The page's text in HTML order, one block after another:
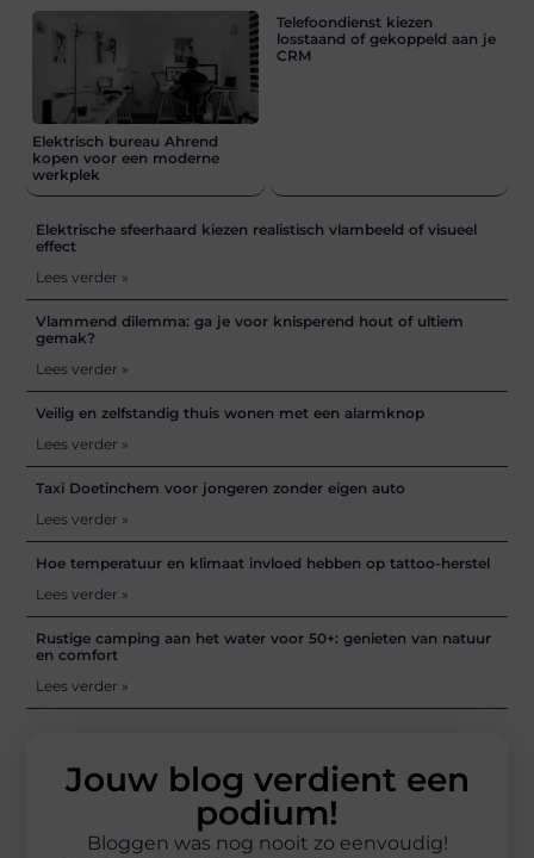
Elektrisch bureau Ahrend
kopen voor een moderne
werkplek
Telefoondienst kiezen
losstaand of gekoppeld aan je
CRM
Elektrische sfeerhaard kiezen realistisch vlambeeld of visueel
effect
Lees verder »
Vlammend dilemma: ga je voor knisperend hout of ultiem
gemak?
Lees verder »
Veilig en zelfstandig thuis wonen met een alarmknop
Lees verder »
Taxi Doetinchem voor jongeren zonder eigen auto
Lees verder »
Hoe temperatuur en klimaat invloed hebben op tattoo-herstel
Lees verder »
Rustige camping aan het water voor 50+: genieten van natuur
en comfort
Lees verder »
Jouw blog verdient een
podium!
Bloggen was nog nooit zo eenvoudig!